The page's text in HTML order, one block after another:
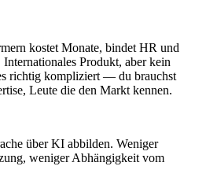
kostet Monate, bindet HR und
Produkt, aber kein
richtig kompliziert — du brauchst
Leute die den Markt kennen.
über KI abbilden. Weniger
weniger Abhängigkeit vom